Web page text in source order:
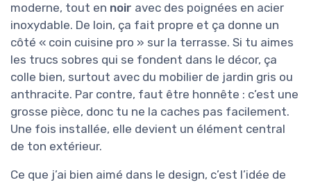
moderne, tout en noir avec des poignées en acier
inoxydable. De loin, ça fait propre et ça donne un
côté « coin cuisine pro » sur la terrasse. Si tu aimes
les trucs sobres qui se fondent dans le décor, ça
colle bien, surtout avec du mobilier de jardin gris ou
anthracite. Par contre, faut être honnête : c’est une
grosse pièce, donc tu ne la caches pas facilement.
Une fois installée, elle devient un élément central
de ton extérieur.
Ce que j’ai bien aimé dans le design, c’est l’idée de